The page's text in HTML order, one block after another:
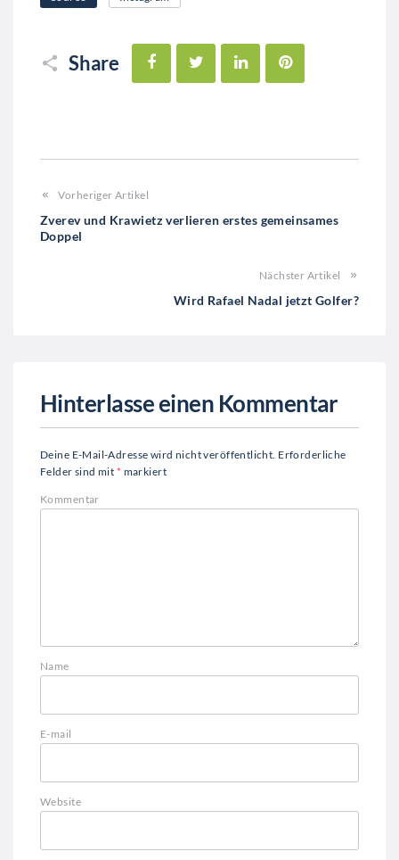
Share
FacebookTwitter LinkedIn
Vorheriger Artikel
Zverev und Krawietz verlieren erstes gemeinsames
Doppel
Nächster Artikel
Wird Rafael Nadal jetzt Golfer?
Hinterlasse einen Kommentar
Deine E-Mail-Adresse wird nicht veröffentlicht. Erforderliche
Felder sind mit * markiert
Kommentar
Name
E-mail
Website